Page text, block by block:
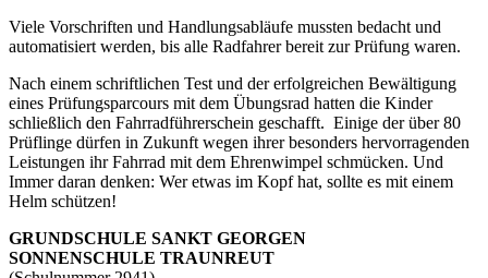
Viele Vorschriften und Handlungsabläufe mussten bedacht und
automatisiert werden, bis alle Radfahrer bereit zur Prüfung waren.
Nach einem schriftlichen Test und der erfolgreichen Bewältigung
eines Prüfungsparcours mit dem Übungsrad hatten die Kinder
schließlich den Fahrradführerschein geschafft. Einige der über 80
Prüflinge dürfen in Zukunft wegen ihrer besonders hervorragenden
Leistungen ihr Fahrrad mit dem Ehrenwimpel schmücken. Und
Immer daran denken: Wer etwas im Kopf hat, sollte es mit einem
Helm schützen!
GRUNDSCHULE SANKT GEORGEN
SONNENSCHULE TRAUNREUT